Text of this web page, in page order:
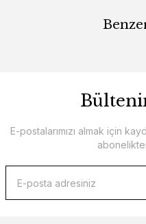
Luna Koltuk Takımı 4+3+1
E-postalarımızı almak için